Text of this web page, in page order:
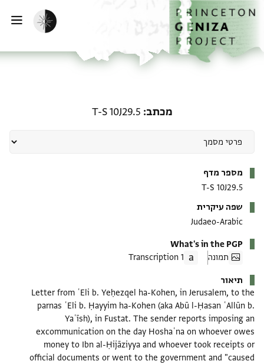
לתוכןהבית
הפעלת מצב כהה
מכתב T-S 10J29.5
מספר מדף
T-S 10J29.5
שפה עיקרית
Judaeo-Arabic
What's in the PGP
תמונה
1 Transcription
תיאור
Letter from ʿEli b. Yeḥezqel ha-Kohen, in Jerusalem, to the
parnas ʿEli b. Ḥayyim ha-Kohen (aka Abū l-Ḥasan ʿAllūn b.
Yaʿīsh), in Fustat. The sender reports imposing an
excommunication on the day Hoshaʿna on whoever owes
money to Ibn al-Ḥijāziyya and whoever took receipts or
official documents or went to the government and "caused